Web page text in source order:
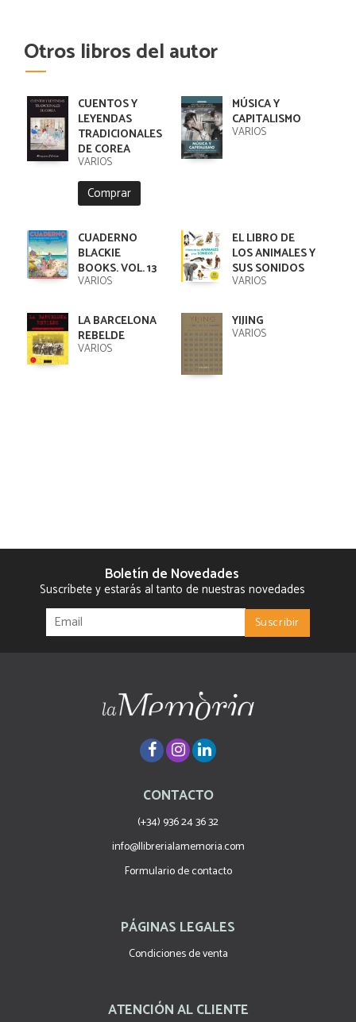
Otros libros del autor
CUENTOS Y
LEYENDAS
TRADICIONALES
DE COREA
VARIOS
Comprar
MÚSICA Y
CAPITALISMO
VARIOS
CUADERNO
BLACKIE
BOOKS. VOL. 13
VARIOS
EL LIBRO DE
LOS ANIMALES Y
SUS SONIDOS
VARIOS
LA BARCELONA
REBELDE
VARIOS
YIJING
VARIOS
Boletín de Novedades
Suscríbete y estarás al tanto de nuestras novedades
CONTACTO
(+34) 936 24 36 32
info@llibrerialamemoria.com
Formulario de contacto
PÁGINAS LEGALES
Condiciones de venta
ATENCIÓN AL CLIENTE